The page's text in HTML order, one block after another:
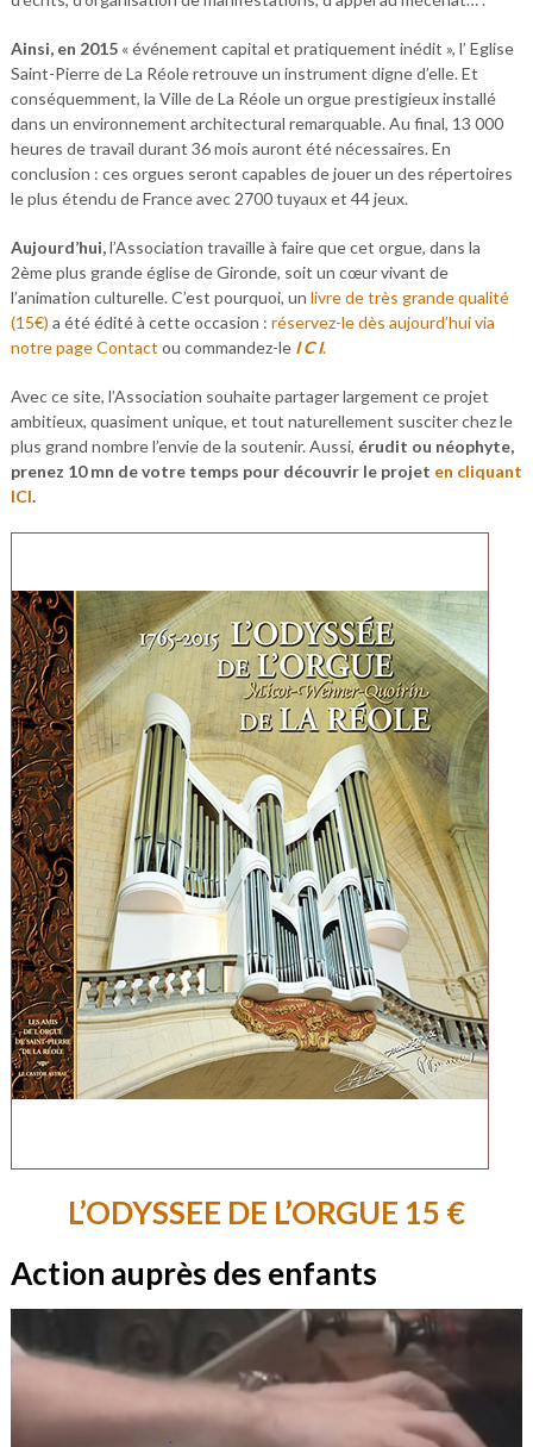
Ainsi, en 2015« événement capital et pratiquement inédit », l’ Eglise
Saint-Pierre de La Réole retrouve un instrument digne d’elle. Et
conséquemment, la Ville de La Réole un orgue prestigieux installé
dans un environnement architectural remarquable. Au final, 13 000
heures de travail durant 36 mois auront été nécessaires. En
conclusion : ces orgues seront capables de jouer un des répertoires
le plus étendu de France avec 2700 tuyaux et 44 jeux.
Aujourd’hui,l’Association travaille à faire que cet orgue, dans la
2ème plus grande église de Gironde, soit un cœur vivant de
l’animation culturelle. C’est pourquoi, un livre de très grande qualité
(15€) a été édité à cette occasion : réservez-le dès aujourd’huivia
notre page Contact ou commandez-le I C I.
Avec ce site, l’Association souhaite partager largement ce projet
ambitieux, quasiment unique, et tout naturellement susciter chez le
plus grand nombre l’envie de la soutenir. Aussi, érudit ou néophyte,
prenez 10 mn de votre temps pour découvrir le projet en cliquant
ICI.
L’ODYSSEE DE L’ORGUE 15 €
Action auprès des enfants